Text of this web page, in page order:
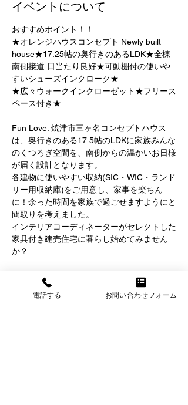
イベントについて
★オレンジハウスコンセプト Newly built
house★17.25帖の奥行きのあるLDK★全棟
南側接道 日当たり良好★可動棚付の使いや
すいシューズインクローク★
★広々ウォークインクローゼット★フリース
ペース付き★
Fun Love. 焼津市三ヶ名コンセプトハウス
は、奥行きのある17.5帖のLDKに家族みんな
のくつろぎ空間を、南側からの温かいお日様
が届く設計となります。
各建物に使いやすい収納(SIC・WIC・ランド
リー用収納庫)をご用意し、家事を楽ちん
に！余った時間を家族で過ごせますようにと
間取りを考えました。
インテリアコーディネーターがセレクトした
家具付き建売住宅に暮らし始めてみません
か？
さらに表示
電話する お問い合わせフォーム